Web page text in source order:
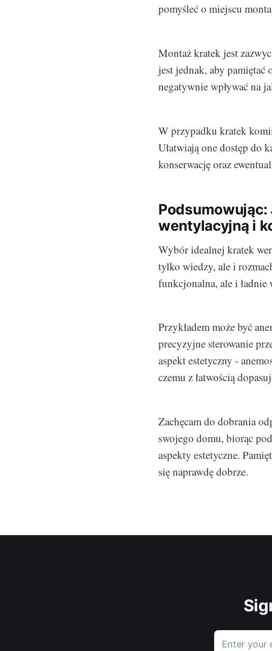
pomyśleć o miejscu
Montaż kratek jest
jest jednak, aby
negatywnie wpływać na
W przypadku kratek
Ułatwiają one dostęp do
konserwację oraz
wentylacyjną i
Wybór idealnej kratek
tylko wiedzy, ale i
funkcjonalna, ale i ładnie
Przykładem może być
precyzyjne sterowanie
aspekt estetyczny -
czemu z łatwością
Zachęcam do dobrania
swojego domu, biorąc
aspekty estetyczne.
się naprawdę dobrze.
Enter your